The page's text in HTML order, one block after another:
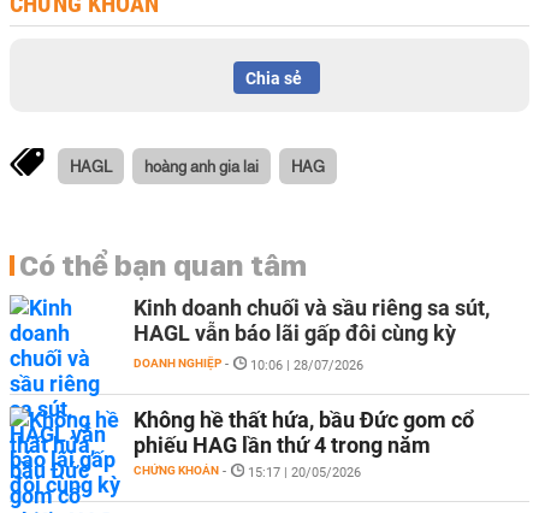
Chia sẻ
HAGL hoàng anh gia lai HAG
Có thể bạn quan tâm
Kinh doanh chuối và sầu riêng sa sút,
HAGL vẫn báo lãi gấp đôi cùng kỳ
DOANH NGHIỆP - 10:06 | 28/07/2026
Không hề thất hứa, bầu Đức gom cổ
phiếu HAG lần thứ 4 trong năm
CHỨNG KHOÁN - 15:17 | 20/05/2026